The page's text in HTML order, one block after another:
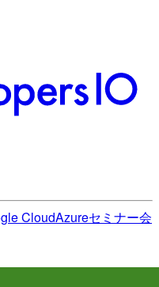
CloudAzureセミナー会